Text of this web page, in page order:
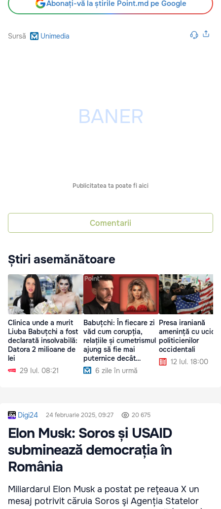
Abonați-vă la știrile Point.md pe Google
Sursă Unimedia
Publicitatea ta poate fi aici
Comentarii
Știri asemănătoare
Clinica unde a murit
Liuba Babuțchi a fost
declarată insolvabilă:
Datora 2 milioane de
lei
29 Iul. 08:21
Babuțchi: În fiecare zi
văd cum corupția,
relațiile și cumetrismul
ajung să fie mai
puternice decât
adevărul6 zile în urmă
Presa iraniană
amenință cu
politicienilor
occidentali
12 Iul. 18:00
Digi24 24 februarie 2025, 09:27 20 675
Elon Musk: Soros și USAID
subminează democrația în
România
Miliardarul Elon Musk a postat pe reţeaua X un
mesaj potrivit căruia Soros şi Agenția Statelor